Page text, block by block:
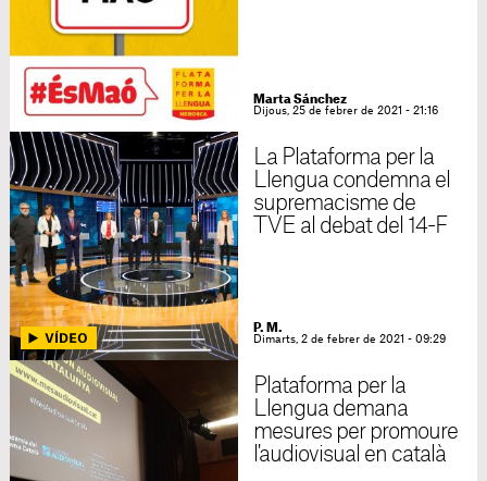
Marta Sánchez
Dijous, 25 de febrer de 2021 - 21:16
La Plataforma per la
Llengua condemna el
supremacisme de
TVE al debat del 14-F
P. M.
Dimarts, 2 de febrer de 2021 - 09:29
Plataforma per la
Llengua demana
mesures per promoure
l'audiovisual en català